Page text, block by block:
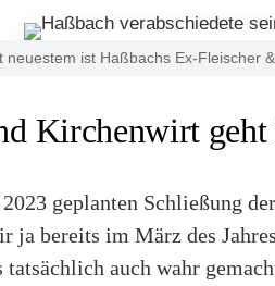
neuestem ist Haßbachs Ex-Fleischer
Kirchenwirt geht
geplanten Schließung
ja bereits im März des
auch wahr